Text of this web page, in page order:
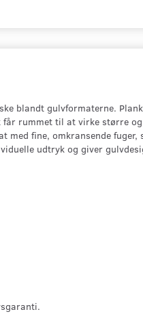
blandt gulvformaterne.
rummet til at virke større
fine, omkransende fuger,
udtryk og giver